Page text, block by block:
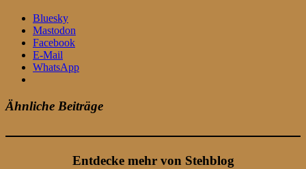
Bluesky
Mastodon
Facebook
E-Mail
WhatsApp
Ähnliche Beiträge
Entdecke mehr von Stehblog